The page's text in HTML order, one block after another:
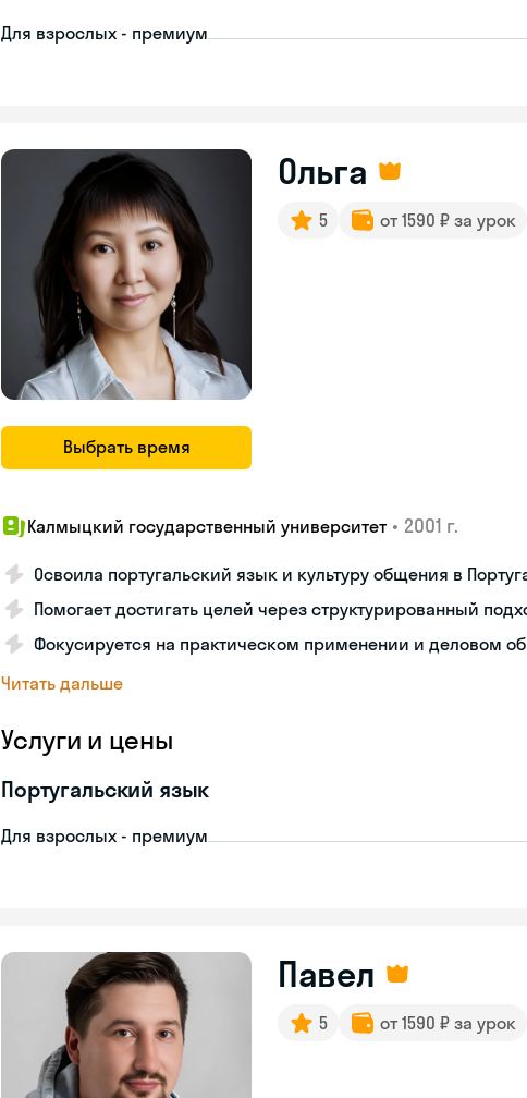
Для взрослых - премиум
Выбрать время
Ольга
5 от 1590 ₽ за урок
Калмыцкий государственный университет • 2001 г.
Освоила португальский язык и культуру общения в
Помогает достигать целей через структурированный
Фокусируется на практическом применении и деловом
Читать дальше
Услуги и цены
Португальский язык
Для взрослых - премиум
Павел
5 от 1590 ₽ за урок